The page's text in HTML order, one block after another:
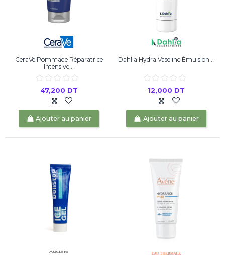
CeraVe Pommade Réparatrice
Intensive...
47,200 DT
Ajouter au panier
Dahlia Hydra Vaseline Émulsion...
12,000 DT
Ajouter au panier